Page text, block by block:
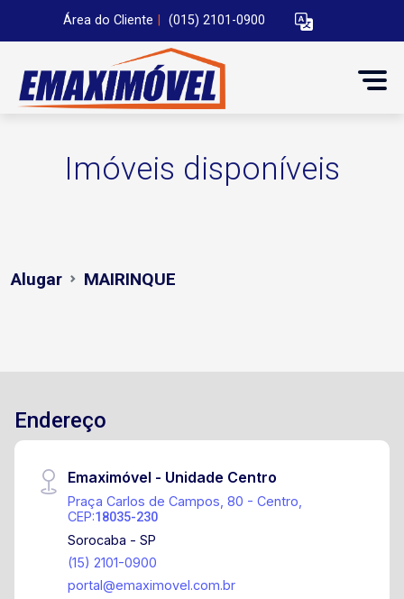
Área do Cliente (015) 2101-0900
Imóveis disponíveis
Alugar MAIRINQUE
Endereço
Emaximóvel - Unidade Centro
Praça Carlos de Campos, 80 - Centro,
CEP:18035-230
Sorocaba - SP
(15) 2101-0900
portal@emaximovel.com.br